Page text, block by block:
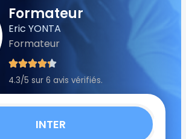
Formateur
Eric YONTA
Formateur
4.3/5 sur 6 avis vérifiés.
INTER